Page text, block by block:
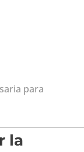
para
la